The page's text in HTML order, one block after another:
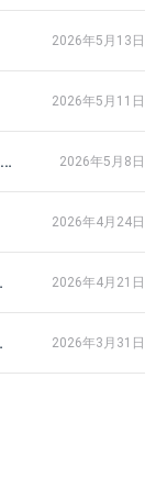
2026年5月13日
2026年5月11日
2026年5月8日
2026年4月24日
2026年4月21日
2026年3月31日